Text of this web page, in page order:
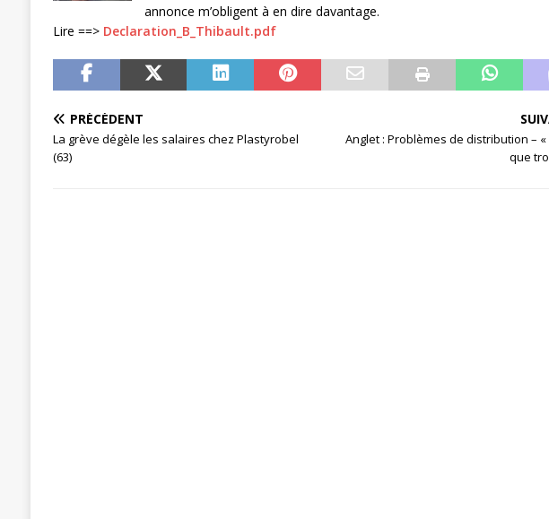
[ 27 avril 2024 ] 1er MAI 2024 ACTUALITÉ
annonce m’obligent à en dire davantage.
Lire ==> Declaration_B_Thibault.pdf
PRÉCÉDENT
La grève dégèle les salaires chez Plastyrobel
(63)
Anglet : Problèmes de distribution – «
que